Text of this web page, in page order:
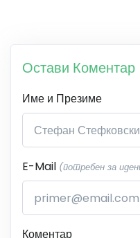
Остави Коментар
Име и Презиме
E-Mail (потребен за
Коментар